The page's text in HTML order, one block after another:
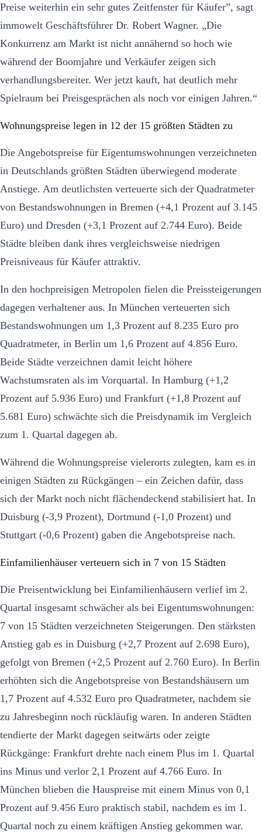
Preise weiterhin ein sehr gutes Zeitfenster für Käufer”, sagt
immowelt Geschäftsführer Dr. Robert Wagner. „Die
Konkurrenz am Markt ist nicht annähernd so hoch wie
während der Boomjahre und Verkäufer zeigen sich
verhandlungsbereiter. Wer jetzt kauft, hat deutlich mehr
Spielraum bei Preisgesprächen als noch vor einigen Jahren.“
Wohnungspreise legen in 12 der 15 größten Städten zu
Die Angebotspreise für Eigentumswohnungen verzeichneten
in Deutschlands größten Städten überwiegend moderate
Anstiege. Am deutlichsten verteuerte sich der Quadratmeter
von Bestandswohnungen in Bremen (+4,1 Prozent auf 3.145
Euro) und Dresden (+3,1 Prozent auf 2.744 Euro). Beide
Städte bleiben dank ihres vergleichsweise niedrigen
Preisniveaus für Käufer attraktiv.
In den hochpreisigen Metropolen fielen die Preissteigerungen
dagegen verhaltener aus. In München verteuerten sich
Bestandswohnungen um 1,3 Prozent auf 8.235 Euro pro
Quadratmeter, in Berlin um 1,6 Prozent auf 4.856 Euro.
Beide Städte verzeichnen damit leicht höhere
Wachstumsraten als im Vorquartal. In Hamburg (+1,2
Prozent auf 5.936 Euro) und Frankfurt (+1,8 Prozent auf
5.681 Euro) schwächte sich die Preisdynamik im Vergleich
zum 1. Quartal dagegen ab.
Während die Wohnungspreise vielerorts zulegten, kam es in
einigen Städten zu Rückgängen – ein Zeichen dafür, dass
sich der Markt noch nicht flächendeckend stabilisiert hat. In
Duisburg (-3,9 Prozent), Dortmund (-1,0 Prozent) und
Stuttgart (-0,6 Prozent) gaben die Angebotspreise nach.
Einfamilienhäuser verteuern sich in 7 von 15 Städten
Die Preisentwicklung bei Einfamilienhäusern verlief im 2.
Quartal insgesamt schwächer als bei Eigentumswohnungen:
7 von 15 Städten verzeichneten Steigerungen. Den stärksten
Anstieg gab es in Duisburg (+2,7 Prozent auf 2.698 Euro),
gefolgt von Bremen (+2,5 Prozent auf 2.760 Euro). In Berlin
erhöhten sich die Angebotspreise von Bestandshäusern um
1,7 Prozent auf 4.532 Euro pro Quadratmeter, nachdem sie
zu Jahresbeginn noch rückläufig waren. In anderen Städten
tendierte der Markt dagegen seitwärts oder zeigte
Rückgänge: Frankfurt drehte nach einem Plus im 1. Quartal
ins Minus und verlor 2,1 Prozent auf 4.766 Euro. In
München blieben die Hauspreise mit einem Minus von 0,1
Prozent auf 9.456 Euro praktisch stabil, nachdem es im 1.
Quartal noch zu einem kräftigen Anstieg gekommen war.